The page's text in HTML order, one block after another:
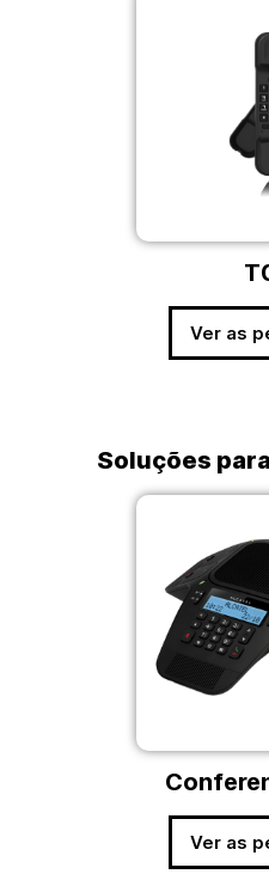
Ver as
Soluções
Ver as